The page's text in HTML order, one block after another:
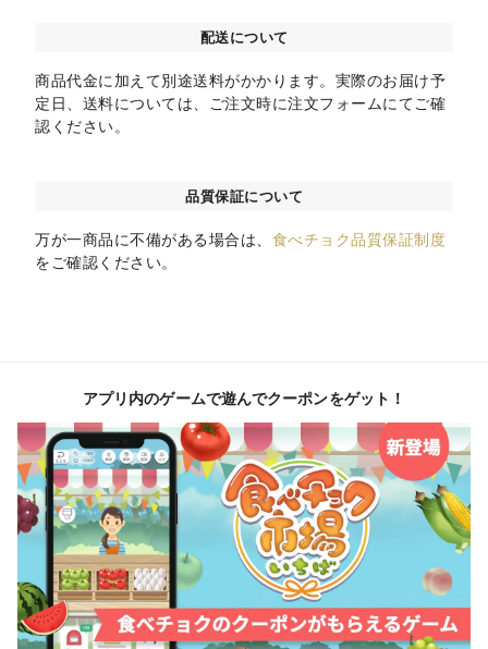
配送について
商品代金に加えて別途送料がかかります。実際のお届け予
定日、送料については、ご注文時に注文フォームにてご確
認ください。
品質保証について
万が一商品に不備がある場合は、 食べチョク品質保証制度
をご確認ください。
アプリ内のゲームで遊んでクーポンをゲット！